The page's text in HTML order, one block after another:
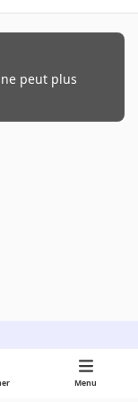
peut plus
Menu